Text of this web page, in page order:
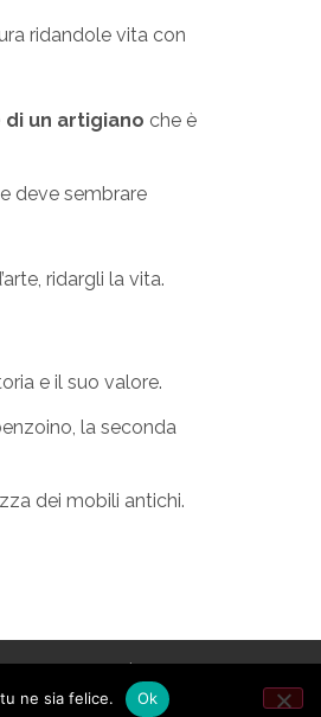
ridandole vita con
un artigiano che è
deve sembrare
ridargli la vita.
e il suo valore.
la seconda
dei mobili antichi.
2022
ne sia felice. Ok